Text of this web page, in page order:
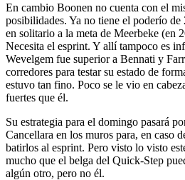
En cambio Boonen no cuenta con el
posibilidades. Ya no tiene el poderío
en solitario a la meta de Meerbeke (en
Necesita el esprint. Y allí tampoco es
Wevelgem fue superior a Bennati y
corredores para testar su estado de
estuvo tan fino. Poco se le vio en
fuertes que él.
Su estrategia para el domingo pasará
Cancellara en los muros para, en caso
batirlos al esprint. Pero visto lo visto
mucho que el belga del Quick-Step
algún otro, pero no él.